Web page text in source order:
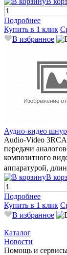
Подробнее
Купить в 1 клик
В избранное
Аудио-видео
Audio-Video
передачи
композитного
аппаратурой,
В
Подробнее
Купить в 1 клик
В избранное
Каталог
Новости
Помощь и